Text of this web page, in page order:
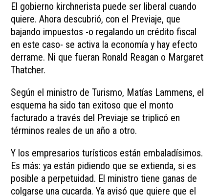
El gobierno kirchnerista puede ser liberal cuando
quiere. Ahora descubrió, con el Previaje, que
bajando impuestos -o regalando un crédito fiscal
en este caso- se activa la economía y hay efecto
derrame. Ni que fueran Ronald Reagan o Margaret
Thatcher.
Según el ministro de Turismo, Matías Lammens, el
esquema ha sido tan exitoso que el monto
facturado a través del Previaje se triplicó en
términos reales de un año a otro.
Y los empresarios turísticos están embaladísimos.
Es más: ya están pidiendo que se extienda, si es
posible a perpetuidad. El ministro tiene ganas de
colgarse una cucarda. Ya avisó que quiere que el